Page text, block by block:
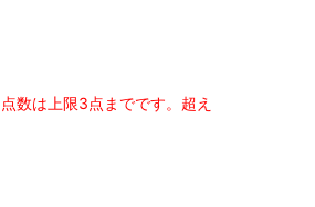
数は上限3点までです。超え